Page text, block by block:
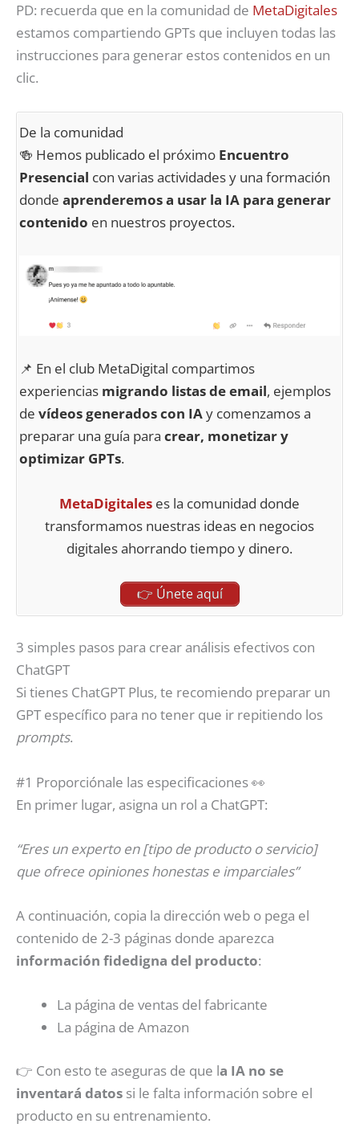
PD: recuerda que en la comunidad de MetaDigitales
estamos compartiendo GPTs que incluyen todas las
instrucciones para generar estos contenidos en un
clic.
De la comunidad
🍻 Hemos publicado el próximo Encuentro
Presencial con varias actividades y una formación
donde aprenderemos a usar la IA para generar
contenido en nuestros proyectos.
📌 En el club MetaDigital compartimos
experiencias migrando listas de email, ejemplos
de vídeos generados con IAy comenzamos a
preparar una guía para crear, monetizar y
optimizar GPTs.
MetaDigitales es la comunidad donde
transformamos nuestras ideas en negocios
digitales ahorrando tiempo y dinero.
👉 Únete aquí
3 simples pasos para crear análisis efectivos con
ChatGPT
Si tienes ChatGPT Plus, te recomiendo preparar un
GPT específico para no tener que ir repitiendo los
prompts.
#1 Proporciónale las especificaciones 👀
En primer lugar, asigna un rol a ChatGPT:
“Eres un experto en [tipo de producto o servicio]
que ofrece opiniones honestas e imparciales”
A continuación, copia la dirección web o pega el
contenido de 2-3 páginas donde aparezca
información fidedigna del producto:
La página de ventas del fabricante
La página de Amazon
👉 Con esto te aseguras de que la IA no se
inventará datos si le falta información sobre el
producto en su entrenamiento.